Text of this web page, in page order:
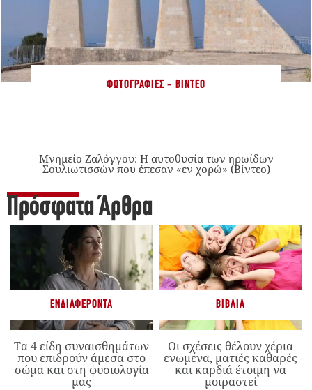
ΦΩΤΟΓΡΑΦΊΕΣ - ΒΊΝΤΕΟ
Μνημείο Ζαλόγγου: Η αυτοθυσία των ηρωίδων
Σουλιωτισσών που έπεσαν «εν χορώ» (Βίντεο)
Πρόσφατα Άρθρα
ΕΝΔΙΑΦΈΡΟΝΤΑ
Τα 4 είδη συναισθημάτων
που επιδρούν άμεσα στο
σώμα και στη φυσιολογία
μας
ΒΙΒΛΊΑ
Οι σχέσεις θέλουν χέρια
ενωμένα, ματιές καθαρές
και καρδιά έτοιμη να
μοιραστεί